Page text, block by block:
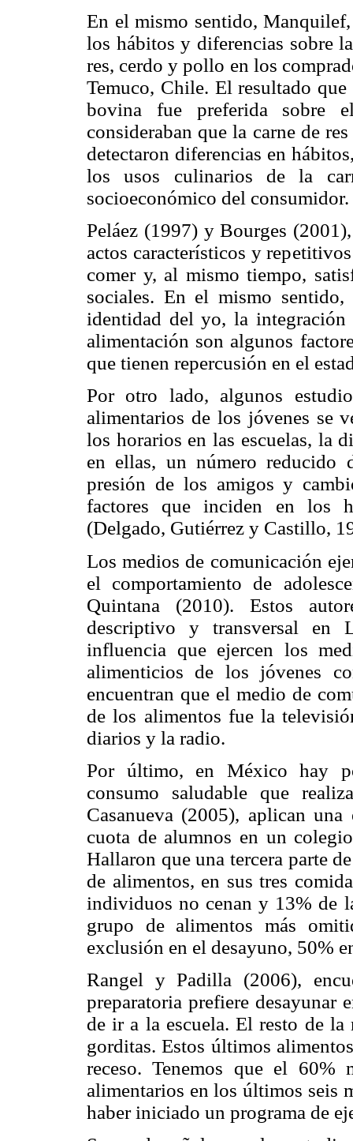
En el mismo sentido,
los hábitos y diferencias sobre
res, cerdo y pollo en los
Temuco, Chile. El resultado
bovina fue preferida sobre
consideraban que la carne de
detectaron diferencias en
los usos culinarios de la
socioeconómico del consumidor.
Peláez (1997) y Bourges
actos característicos y
comer y, al mismo tiempo,
sociales. En el mismo
identidad del yo, la
alimentación son algunos
que tienen repercusión en el
Por otro lado, algunos
alimentarios de los jóvenes se
los horarios en las escuelas, la
en ellas, un número reducido
presión de los amigos y
factores que inciden en los
(Delgado, Gutiérrez y Castillo,
Los medios de comunicación
el comportamiento de
Quintana (2010). Estos
descriptivo y transversal en
influencia que ejercen los
alimenticios de los jóvenes
encuentran que el medio de
de los alimentos fue la
diarios y la radio.
Por último, en México hay
consumo saludable que
Casanueva (2005), aplican
cuota de alumnos en un
Hallaron que una tercera parte
de alimentos, en sus tres
individuos no cenan y 13% de
grupo de alimentos más
exclusión en el desayuno, 50%
Rangel y Padilla (2006),
preparatoria prefiere desayunar
de ir a la escuela. El resto de
gorditas. Estos últimos
receso. Tenemos que el 60%
alimentarios en los últimos seis
haber iniciado un programa de